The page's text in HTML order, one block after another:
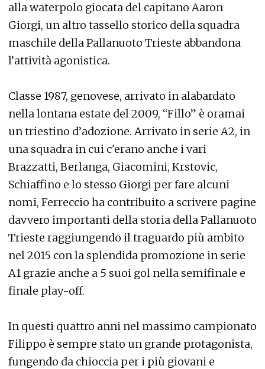
alla waterpolo giocata del capitano Aaron
Giorgi, un altro tassello storico della squadra
maschile della Pallanuoto Trieste abbandona
l’attività agonistica.
Classe 1987, genovese, arrivato in alabardato
nella lontana estate del 2009, “Fillo” è oramai
un triestino d’adozione. Arrivato in serie A2, in
una squadra in cui c'erano anche i vari
Brazzatti, Berlanga, Giacomini, Krstovic,
Schiaffino e lo stesso Giorgi per fare alcuni
nomi, Ferreccio ha contribuito a scrivere pagine
davvero importanti della storia della Pallanuoto
Trieste raggiungendo il traguardo più ambito
nel 2015 con la splendida promozione in serie
A1 grazie anche a 5 suoi gol nella semifinale e
finale play-off.
In questi quattro anni nel massimo campionato
Filippo è sempre stato un grande protagonista,
fungendo da chioccia per i più giovani e